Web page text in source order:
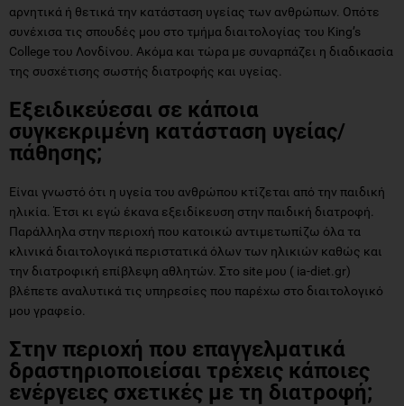
αρνητικά ή θετικά την κατάσταση υγείας των ανθρώπων. Οπότε
συνέχισα τις σπουδές μου στο τμήμα διαιτολογίας του King’s
College του Λονδίνου. Ακόμα και τώρα με συναρπάζει η διαδικασία
της συσχέτισης σωστής διατροφής και υγείας.
Εξειδικεύεσαι σε κάποια
συγκεκριμένη κατάσταση υγείας/
πάθησης;
Είναι γνωστό ότι η υγεία του ανθρώπου κτίζεται από την παιδική
ηλικία. Έτσι κι εγώ έκανα εξειδίκευση στην παιδική διατροφή.
Παράλληλα στην περιοχή που κατοικώ αντιμετωπίζω όλα τα
κλινικά διαιτολογικά περιστατικά όλων των ηλικιών καθώς και
την διατροφική επίβλεψη αθλητών. Στο site μου ( ia-diet.gr)
βλέπετε αναλυτικά τις υπηρεσίες που παρέχω στο διαιτολογικό
μου γραφείο.
Στην περιοχή που επαγγελματικά
δραστηριοποιείσαι τρέχεις κάποιες
ενέργειες σχετικές με τη διατροφή;